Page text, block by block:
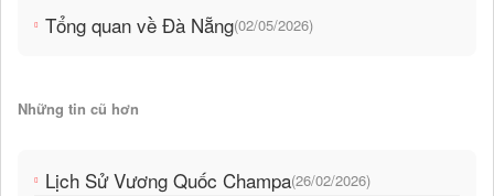
Tổng quan về Đà Nẵng(02/05/2026)
Những tin cũ hơn
Lịch Sử Vương Quốc Champa(26/02/2026)